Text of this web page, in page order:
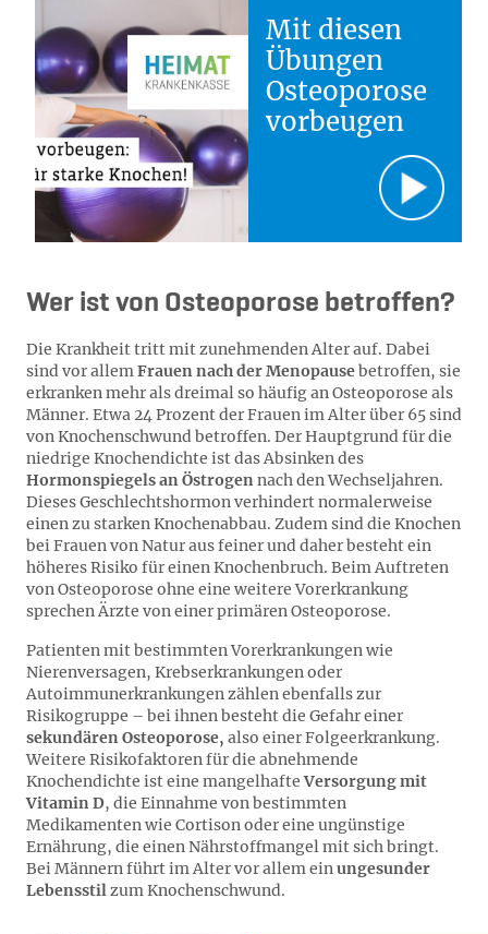
Mit diesen
Übungen
Osteoporose
vorbeugen
Wer ist von Osteoporose betroffen?
Die Krankheit tritt mit zunehmenden Alter auf. Dabei
sind vor allemFrauen nach der Menopausebetroffen, sie
erkranken mehr als dreimal so häufig an Osteoporose als
Männer. Etwa 24 Prozent der Frauen im Alter über 65 sind
von Knochenschwund betroffen. Der Hauptgrund für die
niedrige Knochendichte ist das Absinken des
Hormonspiegels an Östrogennach den Wechseljahren.
Dieses Geschlechtshormon verhindert normalerweise
einen zu starken Knochenabbau. Zudem sind die Knochen
bei Frauen von Natur aus feiner und daher besteht ein
höheres Risiko für einen Knochenbruch. Beim Auftreten
von Osteoporose ohne eine weitere Vorerkrankung
sprechen Ärzte von einer primären Osteoporose.
Patienten mit bestimmten Vorerkrankungen wie
Nierenversagen, Krebserkrankungen oder
Autoimmunerkrankungen zählen ebenfalls zur
Risikogruppe – bei ihnen besteht die Gefahr einer
sekundären Osteoporose, also einer Folgeerkrankung.
Weitere Risikofaktoren für die abnehmende
Knochendichte ist eine mangelhafteVersorgung mit
Vitamin D, die Einnahme von bestimmten
Medikamenten wie Cortison oder eine ungünstige
Ernährung, die einen Nährstoffmangel mit sich bringt.
Bei Männern führt im Alter vor allem einungesunder
Lebensstilzum Knochenschwund.